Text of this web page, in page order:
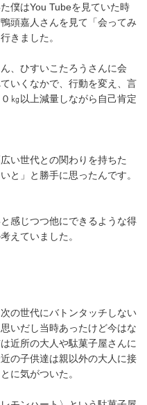
僕はYou Tubeを見ていた時
頭嘉人さんを見て「会ってみ
きました。
、ひすいこたろうさんに会
いくなかで、行動を変え、言
㎏以上減量しながら自己肯定
い世代との関わりを持ちた
と」と勝手に思ったんです。
感じつつ他にできるような得
えていました。
の世代にバトンタッチしない
いだし当時あったけど今はな
近所の大人や駄菓子屋さんに
の子供達は親以外の大人に接
に気がついた。